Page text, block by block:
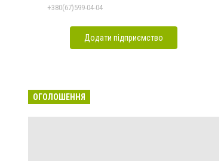
+380(67)599-04-04
Додати підприємство
ОГОЛОШЕННЯ